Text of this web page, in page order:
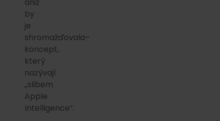
by
je
shromažďovala–
koncept,
který
nazývají
„slibem
Apple
Intelligence“.